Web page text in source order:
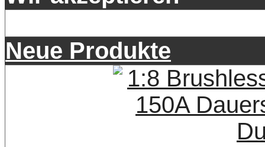
Neue Produkte